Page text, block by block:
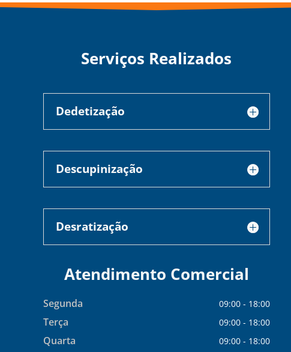
Serviços Realizados
Dedetização
Descupinização
Desratização
Atendimento Comercial
Segunda 09:00 - 18:00
Terça 09:00 - 18:00
Quarta 09:00 - 18:00